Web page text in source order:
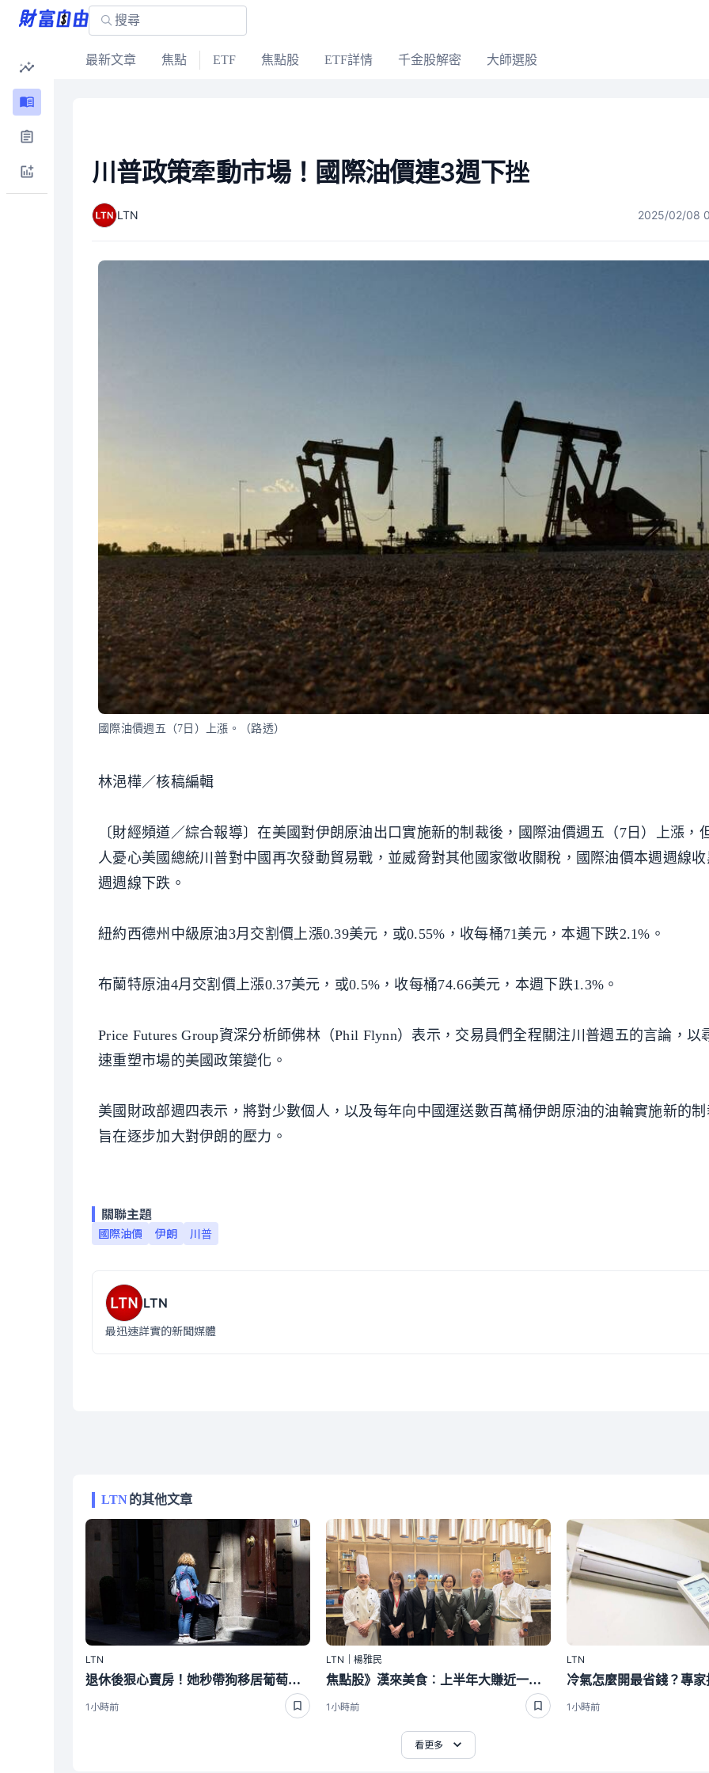
最新文章 焦點 ETF 焦點股 ETF詳情 千金股解密 大師選股
川普政策牽動市場！國際油價連3週下挫
LTN 2025/02/08
國際油價週五（7日）上漲。（路透）
林浥樺／核稿編輯
〔財經頻道／綜合報導〕在美國對伊朗原油出口實施新的制裁後，國際油價週五（7日）上漲，
人憂心美國總統川普對中國再次發動貿易戰，並威脅對其他國家徵收關稅，國際油價本週週線
週週線下跌。
紐約西德州中級原油3月交割價上漲0.39美元，或0.55%，收每桶71美元，本週下跌2.1%。
布蘭特原油4月交割價上漲0.37美元，或0.5%，收每桶74.66美元，本週下跌1.3%。
Price Futures Group資深分析師佛林（Phil Flynn）表示，交易員們全程關注川普週五的言論，以
速重塑市場的美國政策變化。
美國財政部週四表示，將對少數個人，以及每年向中國運送數百萬桶伊朗原油的油輪實施新的
旨在逐步加大對伊朗的壓力。
關聯主題
國際油價 伊朗 川普
LTN
最迅速詳實的新聞媒體
LTN的其他文章
LTN
退休後狠心賣房！她秒帶狗移居葡萄牙 如今現況曝光
1小時前
LTN｜楊雅民
焦點股》漢來美食︰上半年大賺近一個股本 股價強漲逾7％
1小時前
LTN
1小時前
看更多